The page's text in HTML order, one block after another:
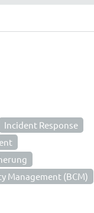
Incident Response
Management (BCM)